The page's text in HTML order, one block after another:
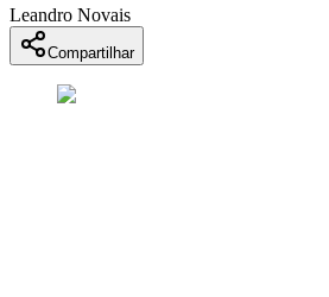
Leandro Novais
Compartilhar